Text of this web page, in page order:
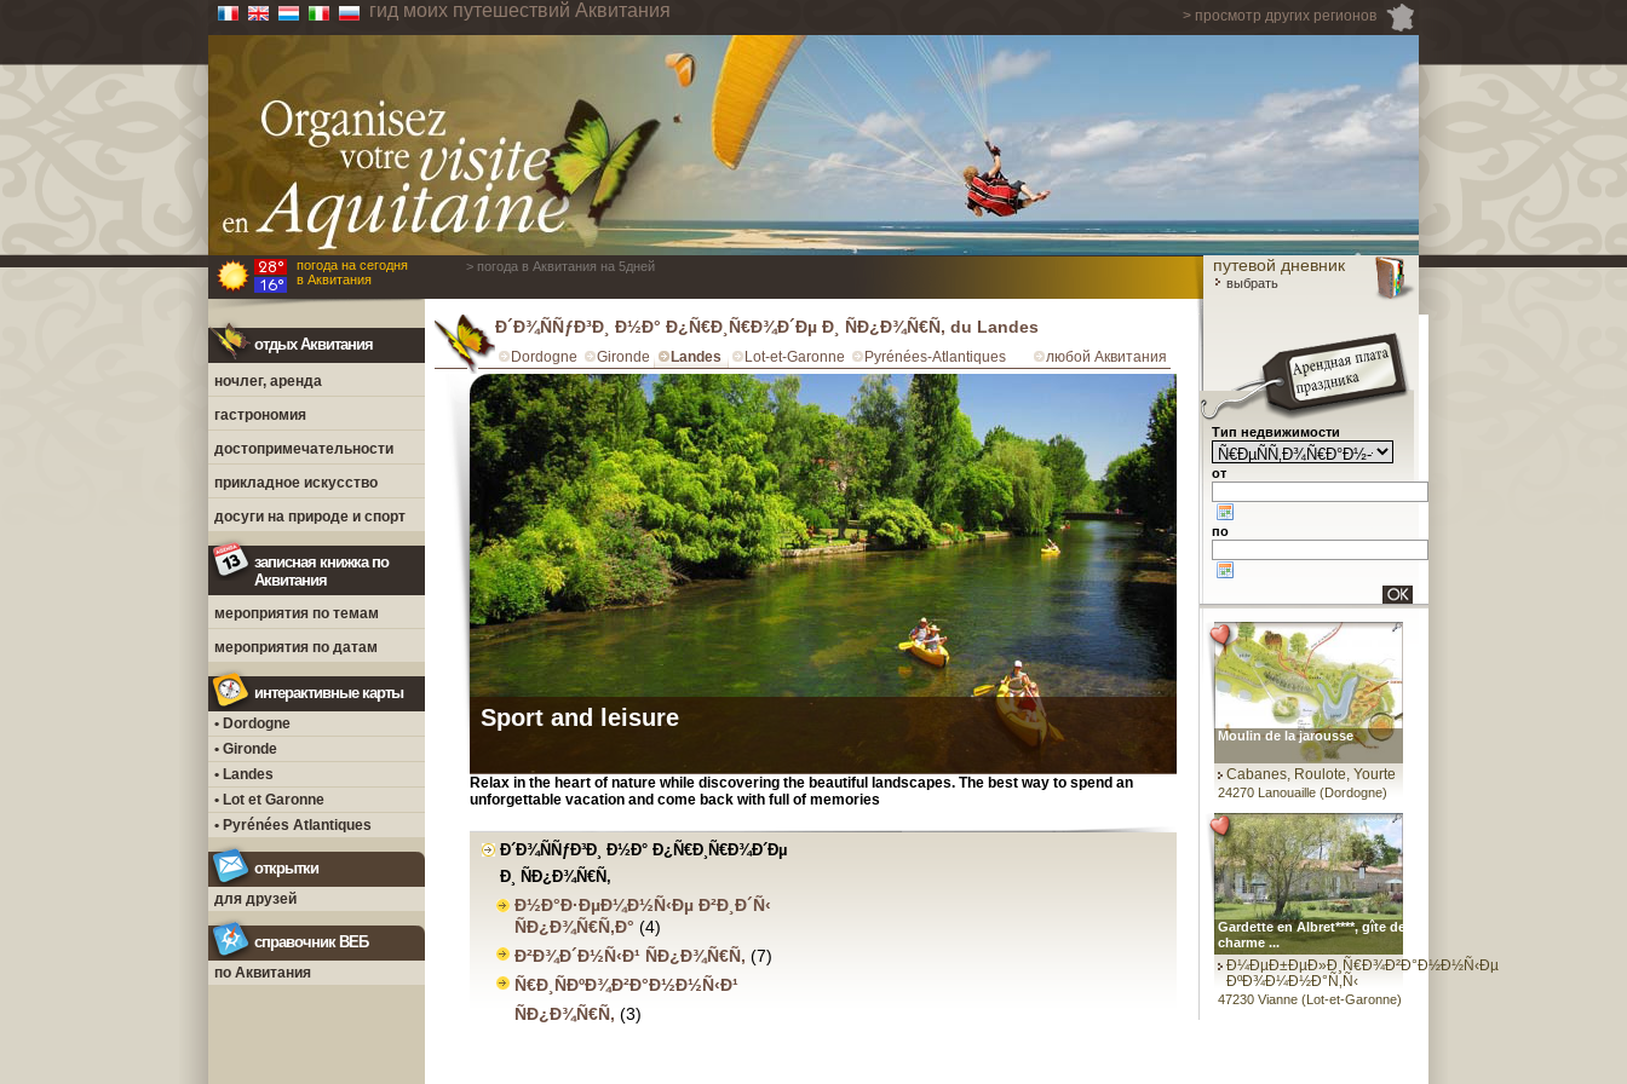
> просмотр других регионов
гид моих путешествий Аквитания
погода на сегодня
в Аквитания
> погода в Аквитания на 5дней путевой дневник
выбрать
отдых Аквитания
ночлег, аренда
гастрономия
достопримечательности
прикладное искусство
досуги на природе и спорт
записная книжка по
Аквитания
мероприятия по темам
мероприятия по датам
интерактивные карты
• Dordogne
• Gironde
• Landes
• Lot et Garonne
• Pyrénées Atlantiques
открытки
для друзей
справочник ВЕБ
по Аквитания
Ð´Ð¾ÑÑƒÐ³Ð¸ Ð½Ð° Ð¿Ñ€Ð¸Ñ€Ð¾Ð´Ðµ Ð¸ ÑÐ¿Ð¾Ñ€Ñ‚ du Landes
Dordogne Gironde Landes Lot-et-Garonne Pyrénées-Atlantiques любой Аквитания
Sport and leisure
Relax in the heart of nature while discovering the beautiful landscapes. The best way to spend an
unforgettable vacation and come back with full of memories
Ð´Ð¾ÑÑƒÐ³Ð¸ Ð½Ð° Ð¿Ñ€Ð¸Ñ€Ð¾Ð´Ðµ
Ð¸ ÑÐ¿Ð¾Ñ€Ñ‚
Ð½Ð°Ð·ÐµÐ¼Ð½Ñ‹Ðµ Ð²Ð¸Ð´Ñ‹
ÑÐ¿Ð¾Ñ€Ñ‚Ð° (4)
Ð²Ð¾Ð´Ð½Ñ‹Ð¹ ÑÐ¿Ð¾Ñ€Ñ‚ (7)
Ñ€Ð¸ÑÐºÐ¾Ð²Ð°Ð½Ð½Ñ‹Ð¹
ÑÐ¿Ð¾Ñ€Ñ‚ (3)
Тип недвижимости
от
по
Moulin de la jarousse
Cabanes, Roulote, Yourte
24270 Lanouaille (Dordogne)
Gardette en Albret****, gîte de
charme ...
Ð¼ÐµÐ±ÐµÐ»Ð¸Ñ€Ð¾Ð²Ð°Ð½Ð½Ñ‹Ðµ
ÐºÐ¾Ð¼Ð½Ð°Ñ‚Ñ‹
47230 Vianne (Lot-et-Garonne)